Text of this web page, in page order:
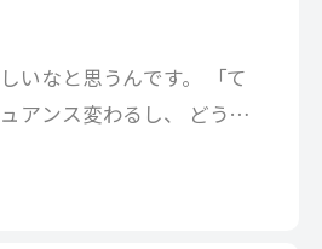
いなと思うんです。 「て
アンス変わるし、 どうい
でも 文章の雰囲気